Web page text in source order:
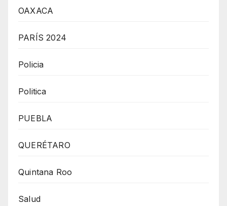
OAXACA
PARÍS 2024
Policia
Politica
PUEBLA
QUERÉTARO
Quintana Roo
Salud